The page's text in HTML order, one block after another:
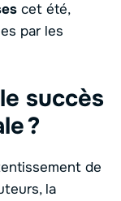
cet été,
par les
succès
?
de
la